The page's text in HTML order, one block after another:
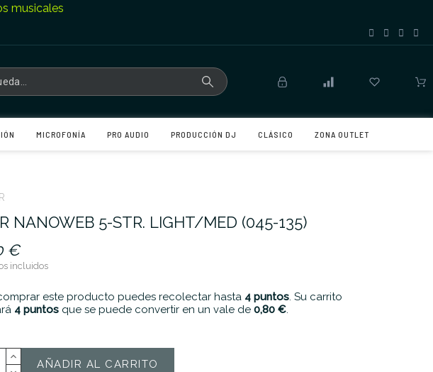
musicales
MICROFONÍA PRO AUDIO PRODUCCIÓN DJ CLÁSICO ZONA OUTLET
NANOWEB 5-STR. LIGHT/MED (045-135)
€
incluidos
este producto puedes recolectar hasta 4 puntos. Su carrito
4 puntos que se puede convertir en un vale de 0,80 €.
AÑADIR AL CARRITO